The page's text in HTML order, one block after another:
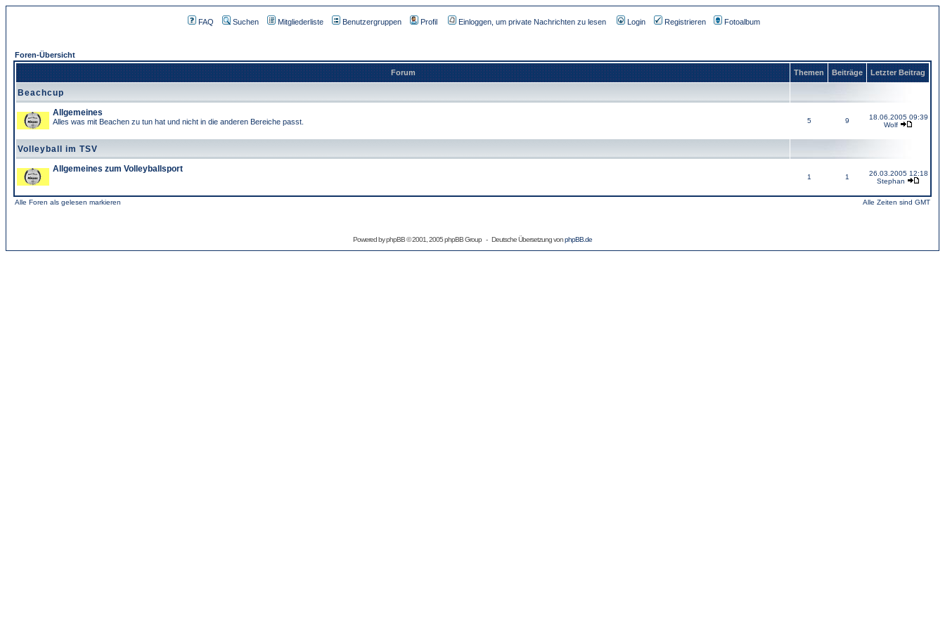
FAQ Suchen Mitgliederliste Benutzergruppen Profil Einloggen, um private Nachrichten zu lesen Login Registrieren Fotoalbum
Foren-Übersicht
Forum Themen Beiträge Letzter Beitrag
Beachcup
Allgemeines
Alles was mit Beachen zu tun hat und nicht in die anderen Bereiche passt. 5 9
18.06.2005 09:39
Wolf
Volleyball im TSV
Allgemeines zum Volleyballsport
1 1
26.03.2005 12:18
Stephan
Alle Foren als gelesen markieren Alle Zeiten sind GMT
Powered byphpBB© 2001, 2005 phpBB Group - Deutsche Übersetzung vonphpBB.de